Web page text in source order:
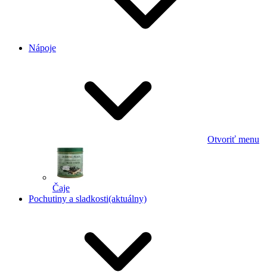
Nápoje
Otvoriť menu
Čaje
Pochutiny a sladkosti(aktuálny)